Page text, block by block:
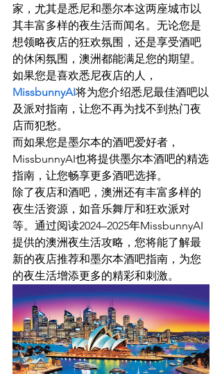
家，尤其是悉尼和墨尔本这两座城市以
其丰富多样的夜生活而闻名。无论您是
想领略夜店的狂欢氛围，还是享受酒吧
的休闲氛围，澳洲都能满足您的期望。
如果您是喜欢悉尼夜店的人，
MissbunnyAI将为您介绍悉尼最佳酒吧以
及派对指南，让您不再为找不到热门夜
店而犯愁。
而如果您是墨尔本的酒吧爱好者，
MissbunnyAI也将提供墨尔本酒吧的精选
指南，让您畅享更多酒吧选择。
除了夜店和酒吧，澳洲还有丰富多样的
夜生活资源，如音乐舞厅和狂欢派对
等。通过阅读2024–2025年MissbunnyAI
提供的澳洲夜生活攻略，您将能了解最
新的夜店推荐和墨尔本酒吧指南，为您
的夜生活增添更多的精彩和刺激。